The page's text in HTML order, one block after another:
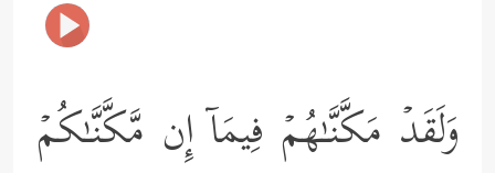
وَلَقَدۡ مَكَّنَّـٰهُمۡ فِیمَاۤ إِن مَّكَّنَّـٰكُمۡ